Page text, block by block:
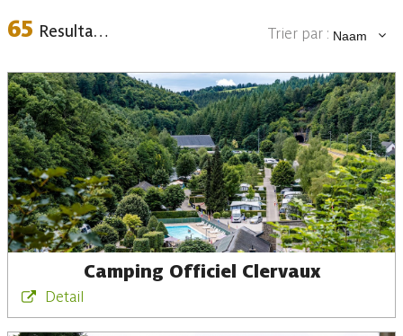
65 Resultaten Trier par : Naam
Data
Camping Officiel Clervaux
Detail